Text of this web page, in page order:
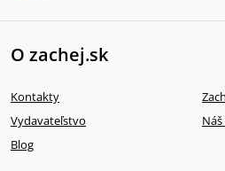
O zachej.sk
Kontakty
Vydavateľstvo
Blog